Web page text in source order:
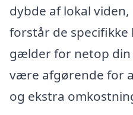
dybde af lokal
forstår de specifikke
gælder for netop din
være afgørende for
og ekstra